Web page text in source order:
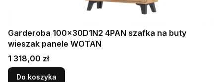
Garderoba 100x30D1N2 4PAN szafka na buty
wieszak panele WOTAN
Cena
1 318,00 zł
Do koszyka